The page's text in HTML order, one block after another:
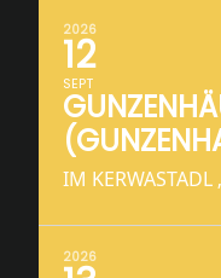
2026
12
SEPT
IM KERWASTADL
2026